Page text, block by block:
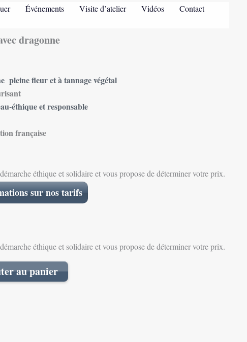
Événements Visite d’atelier Vidéos
Contact
dragonne
pleine fleur et à tannage végétal
éthique et responsable
française
éthique et solidaire et vous propose de déterminer votre prix.
sur nos tarifs
éthique et solidaire et vous propose de déterminer votre prix.
au panier